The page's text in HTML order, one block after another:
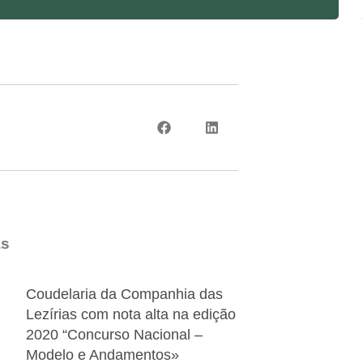
Coudelaria da Companhia das
Lezírias com nota alta na edição
2020 “Concurso Nacional –
Modelo e Andamentos»